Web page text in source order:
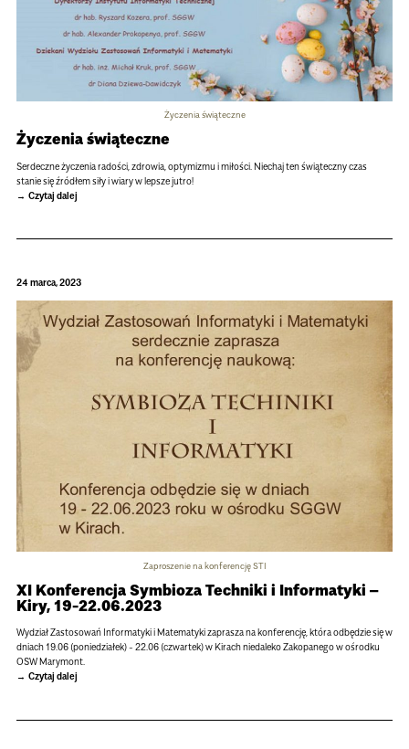
Życzenia świąteczne
Życzenia świąteczne
Serdeczne życzenia radości, zdrowia, optymizmu i miłości. Niechaj ten świąteczny czas
stanie się źródłem siły i wiary w lepsze jutro!
Czytaj dalej
24 marca, 2023
Zaproszenie na konferencję STI
XI Konferencja Symbioza Techniki i Informatyki –
Kiry, 19-22.06.2023
Wydział Zastosowań Informatyki i Matematyki zaprasza na konferencję, która odbędzie się w
dniach 19.06 (poniedziałek) - 22.06 (czwartek) w Kirach niedaleko Zakopanego w ośrodku
OSW Marymont.
Czytaj dalej